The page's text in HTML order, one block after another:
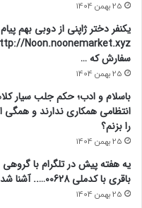
25 بهمن 1404
یکنفر دختر ژاپنی از دوبی بهم
سفارش که …
25 بهمن 1404
باسلام و ادب؛ حکم جلب سیار
انتظامی همکاری ندارند و همگی
را بزنم؟
25 بهمن 1404
یه هفته پیش در تلگرام با
باقری با کدملی 00628….. آشنا شدم که …
25 بهمن 1404